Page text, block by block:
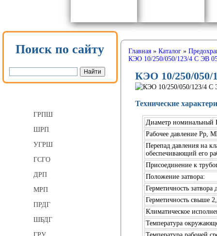
Поиск по сайту
ГРПШ
ШРП
УГРШ
ГСГО
ДРП
МРП
ПРДГ
ШБДГ
Главная» Каталог»
КЭО 10/250/050/123/4 С ЭВ
КЭО 10/250/050/
Технические
Диаметр номинальный
Рабочее давление Рр,
Перепад давления на
обеспечивающий его
Присоединение к
Положение затвора:
Герметичность
Герметичность свыше
Климатическое
Температура